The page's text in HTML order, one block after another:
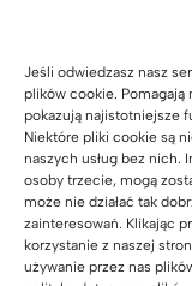
Jeśli odwiedzasz nasz
plików cookie. Pomagają
pokazują najistotniejsze
Niektóre pliki cookie są
naszych usług bez nich.
osoby trzecie, mogą
może nie działać tak
zainteresowań. Klikając
korzystanie z naszej
używanie przez nas